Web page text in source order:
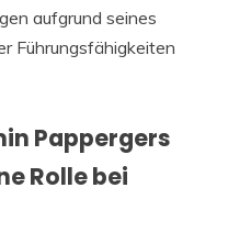
aufgrund seines
Führungsfähigkeiten
Pappergers
Rolle bei